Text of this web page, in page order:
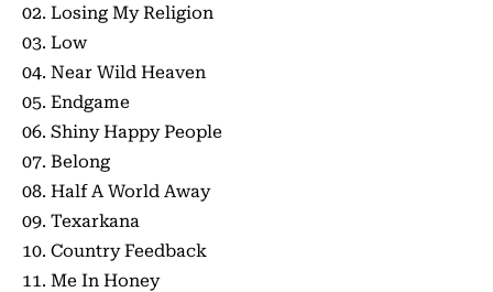
02. Losing My Religion
03. Low
04. Near Wild Heaven
05. Endgame
06. Shiny Happy People
07. Belong
08. Half A World Away
09. Texarkana
10. Country Feedback
11. Me In Honey